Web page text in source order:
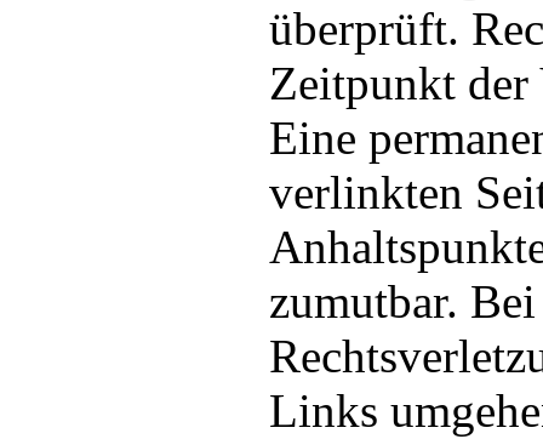
überprüft.
Zeitpunkt der
Eine
verlinkten
zumutbar.
Links